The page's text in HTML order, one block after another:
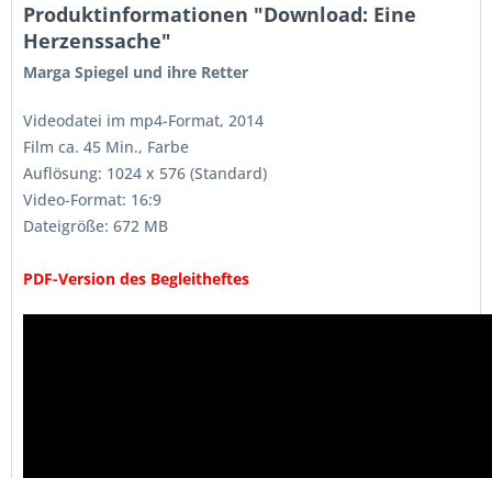
Produktinformationen "Download: Eine
Herzenssache"
Marga Spiegel und ihre Retter
Videodatei im mp4-Format, 2014
Film ca. 45 Min., Farbe
Auflösung: 1024 x 576 (Standard)
Video-Format: 16:9
Dateigröße: 672 MB
PDF-Version des Begleitheftes